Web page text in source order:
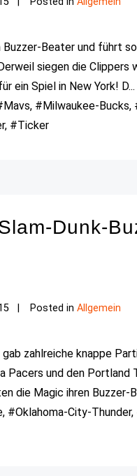
Beater und führt
siegen die
ein Spiel in New York!
#Milwaukee-
#Ticker
Dunk-
Posted inAllgemein
zahlreiche knappe
Pacers und den
die Magic ihren Buzzer-
#Oklahoma-City-